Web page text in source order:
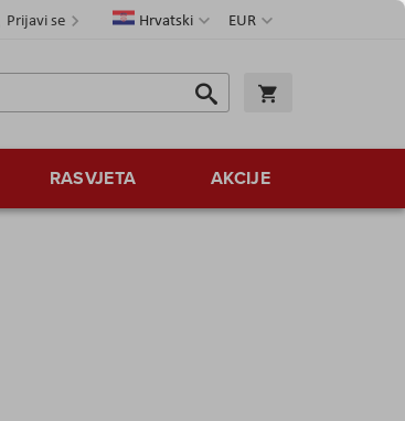
Valuta
EUR
JezikHrvatski
Prijavi se
Traži
Traži
RASVJETA AKCIJE